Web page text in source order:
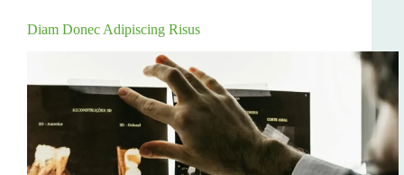
Diam Donec Adipiscing Risus